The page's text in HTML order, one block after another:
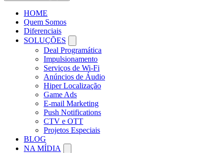
HOME
Quem Somos
Diferenciais
SOLUÇÕES
Deal Programática
Impulsionamento
Serviços de Wi-Fi
Anúncios de Áudio
Hiper Localização
Game Ads
E-mail Marketing
Push Notifications
CTV e OTT
Projetos Especiais
BLOG
NA MÍDIA